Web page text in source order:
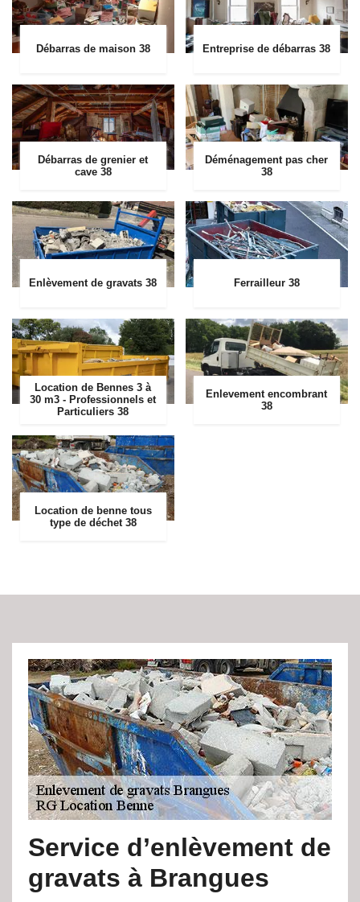
Débarras de maison 38 Entreprise de débarras 38
Débarras de grenier et
cave 38
Déménagement pas cher
38
Enlèvement de gravats 38 Ferrailleur 38
Location de Bennes 3 à
30 m3 - Professionnels et
Particuliers 38
Enlevement encombrant
38
Location de benne tous
type de déchet 38
Service d’enlèvement de
gravats à Brangues